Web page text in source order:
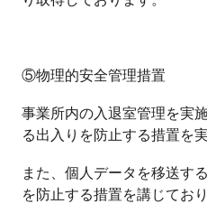
⑤物理的安全管理措置
事業所内の入退室管理を実
る出入りを防止する措置を
また、個人データを移送す
を防止する措置を講じており